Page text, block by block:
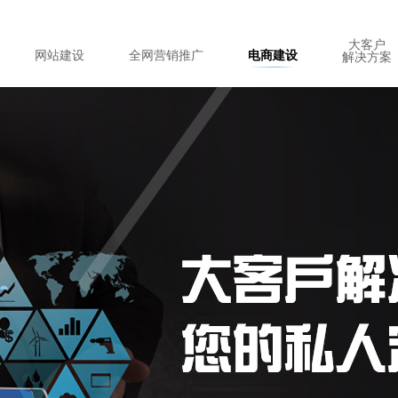
网站建设 全网营销推广 电商建设
大客户
解决方案